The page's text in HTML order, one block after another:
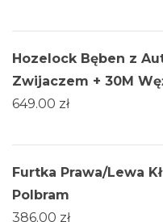
Hozelock Bęben z
Zwijaczem + 30M
649.00 zł
Furtka Prawa/Lewa
Polbram
386.00 zł